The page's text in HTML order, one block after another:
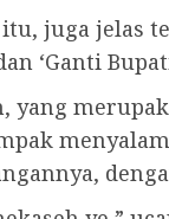
itu, juga jelas
‘Ganti
yang